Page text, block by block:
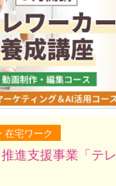
在宅ワーク
進支援事業「テ